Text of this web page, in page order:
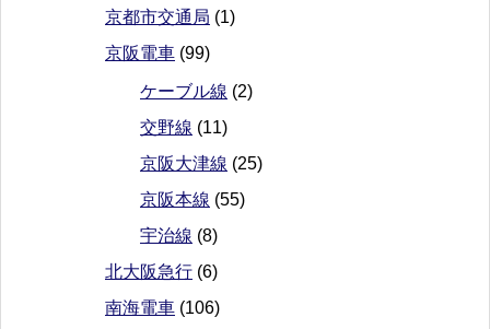
京都市交通局 (1)
京阪電車 (99)
ケーブル線 (2)
交野線 (11)
京阪大津線 (25)
京阪本線 (55)
宇治線 (8)
北大阪急行 (6)
南海電車 (106)